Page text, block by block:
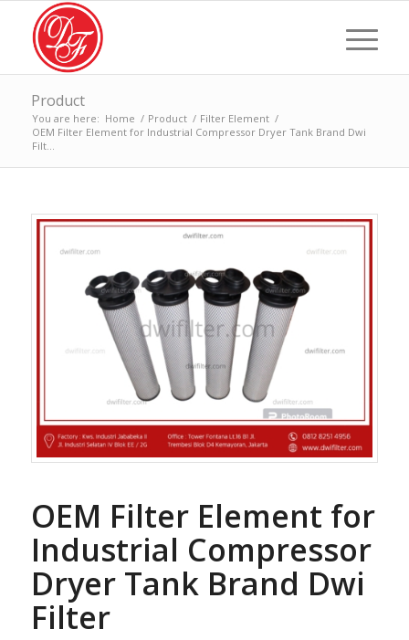
Product
You are here: Home / Product / Filter Element /
OEM Filter Element for Industrial Compressor Dryer Tank Brand Dwi
Filt...
OEM Filter Element for
Industrial Compressor
Dryer Tank Brand Dwi
Filter